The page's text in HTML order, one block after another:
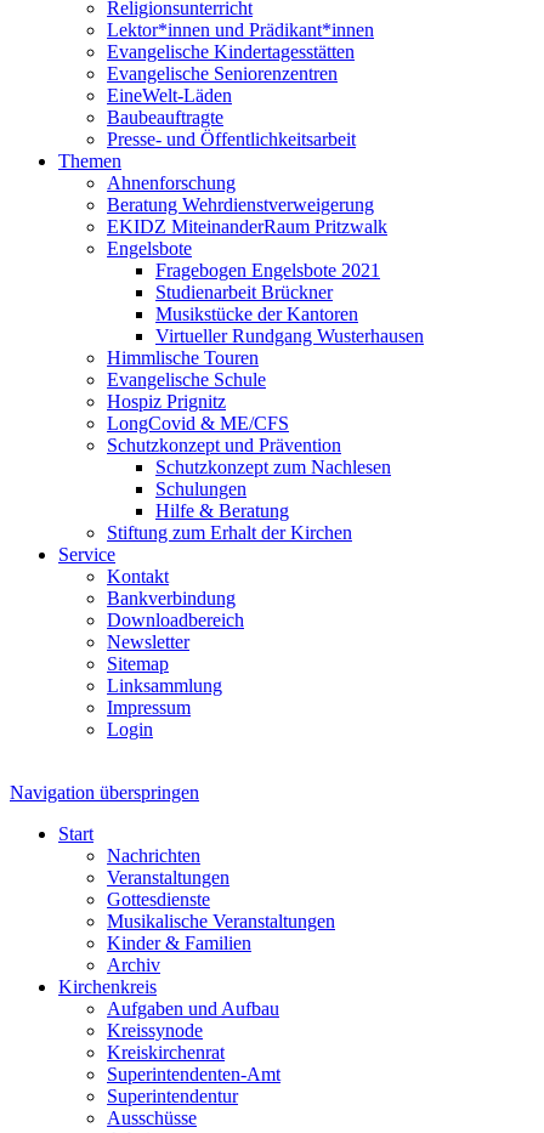
Religionsunterricht
Lektor*innen und Prädikant*innen
Evangelische Kindertagesstätten
Evangelische Seniorenzentren
EineWelt-Läden
Baubeauftragte
Presse- und Öffentlichkeitsarbeit
Themen
Ahnenforschung
Beratung Wehrdienstverweigerung
EKIDZ MiteinanderRaum Pritzwalk
Engelsbote
Fragebogen Engelsbote 2021
Studienarbeit Brückner
Musikstücke der Kantoren
Virtueller Rundgang Wusterhausen
Himmlische Touren
Evangelische Schule
Hospiz Prignitz
LongCovid & ME/CFS
Schutzkonzept und Prävention
Schutzkonzept zum Nachlesen
Schulungen
Hilfe & Beratung
Stiftung zum Erhalt der Kirchen
Service
Kontakt
Bankverbindung
Downloadbereich
Newsletter
Sitemap
Linksammlung
Impressum
Login
Navigation überspringen
Start
Nachrichten
Veranstaltungen
Gottesdienste
Musikalische Veranstaltungen
Kinder & Familien
Archiv
Kirchenkreis
Aufgaben und Aufbau
Kreissynode
Kreiskirchenrat
Superintendenten-Amt
Superintendentur
Ausschüsse